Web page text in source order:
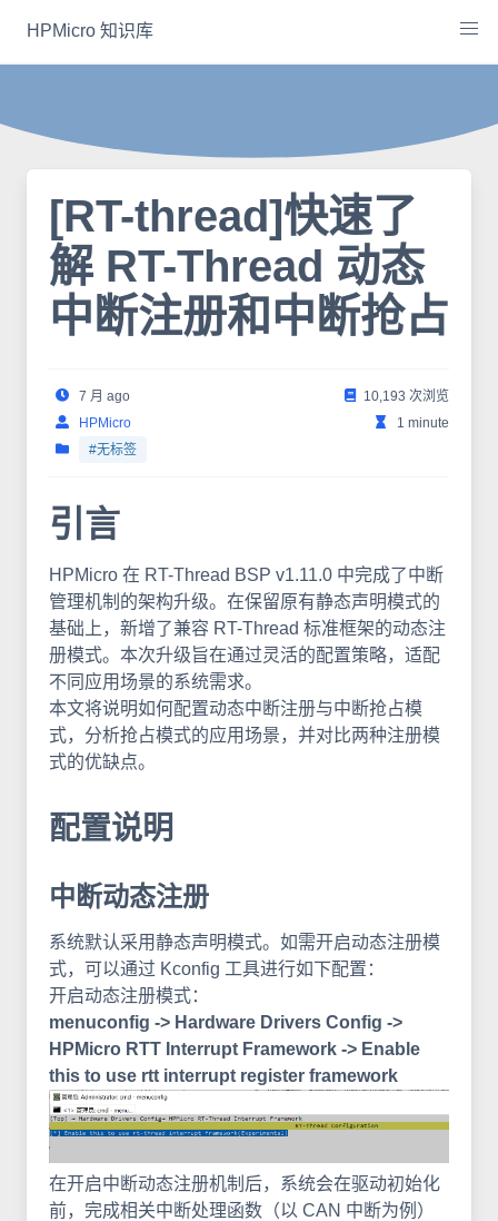
content
HPMicro 知识库
[RT-thread]快速了
解 RT-Thread 动态
中断注册和中断抢占
7 月 ago
10,193 次浏览
HPMicro
1 minute
#无标签
引言
HPMicro 在 RT-Thread BSP v1.11.0 中完成了中断
管理机制的架构升级。在保留原有静态声明模式的
基础上，新增了兼容 RT-Thread 标准框架的动态注
册模式。本次升级旨在通过灵活的配置策略，适配
不同应用场景的系统需求。
本文将说明如何配置动态中断注册与中断抢占模
式，分析抢占模式的应用场景，并对比两种注册模
式的优缺点。
配置说明
中断动态注册
系统默认采用静态声明模式。如需开启动态注册模
式，可以通过 Kconfig 工具进行如下配置：
开启动态注册模式：
menuconfig -> Hardware Drivers Config ->
HPMicro RTT Interrupt Framework -> Enable
this to use rtt interrupt register framework
在开启中断动态注册机制后，系统会在驱动初始化
前，完成相关中断处理函数（以 CAN 中断为例）